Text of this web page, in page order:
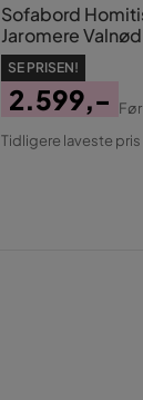
Sofabord
Jaromere
Mellemfarvet
SE PRISEN!
Pris
2.599,-
Original
Før
Tidligere laveste